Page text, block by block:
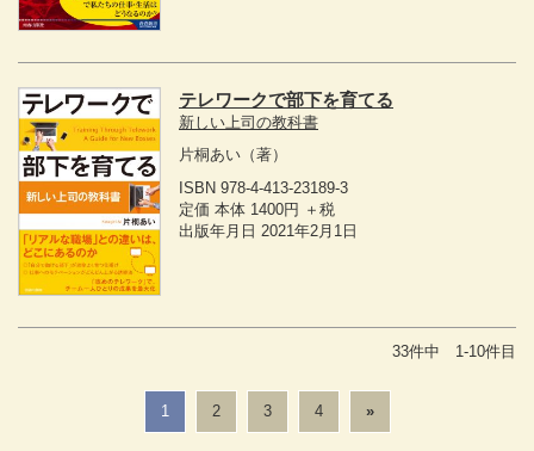
テレワークで部下を育てる
新しい上司の教科書
片桐あい （著）
ISBN 978-4-413-23189-3
定価 本体 1400円 ＋税
出版年月日 2021年2月1日
33件中 1-10件目
1 2 3 4 »